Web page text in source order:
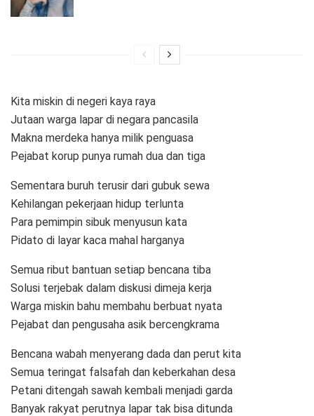
Kita miskin di negeri kaya raya
Jutaan warga lapar di negara pancasila
Makna merdeka hanya milik penguasa
Pejabat korup punya rumah dua dan tiga
Sementara buruh terusir dari gubuk sewa
Kehilangan pekerjaan hidup terlunta
Para pemimpin sibuk menyusun kata
Pidato di layar kaca mahal harganya
Semua ribut bantuan setiap bencana tiba
Solusi terjebak dalam diskusi dimeja kerja
Warga miskin bahu membahu berbuat nyata
Pejabat dan pengusaha asik bercengkrama
Bencana wabah menyerang dada dan perut kita
Semua teringat falsafah dan keberkahan desa
Petani ditengah sawah kembali menjadi garda
Banyak rakyat perutnya lapar tak bisa ditunda